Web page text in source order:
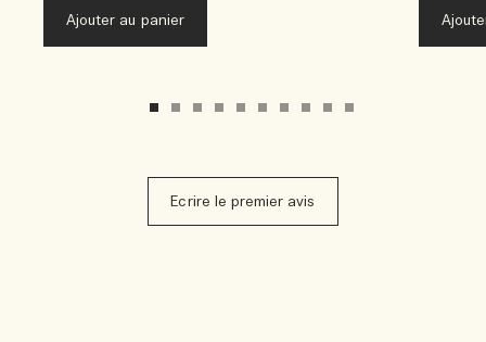
Ajouter au panier
Ecrire le premier avis